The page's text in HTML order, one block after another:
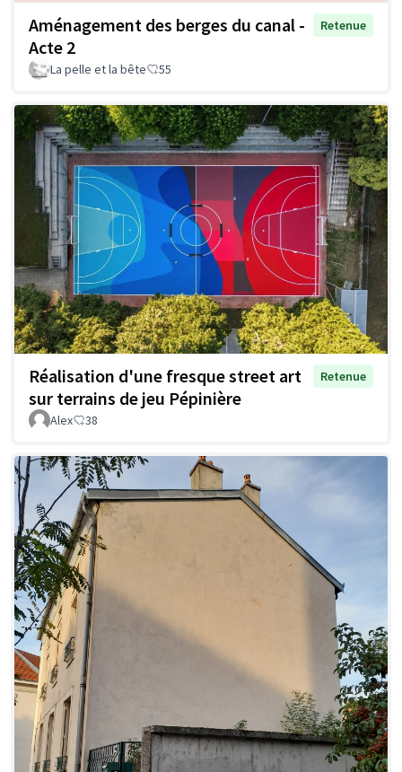
Aménagement des berges du canal -
Acte 2
Retenue
La pelle et la bête 55
Réalisation d'une fresque street art
sur terrains de jeu Pépinière
Retenue
Alex 38